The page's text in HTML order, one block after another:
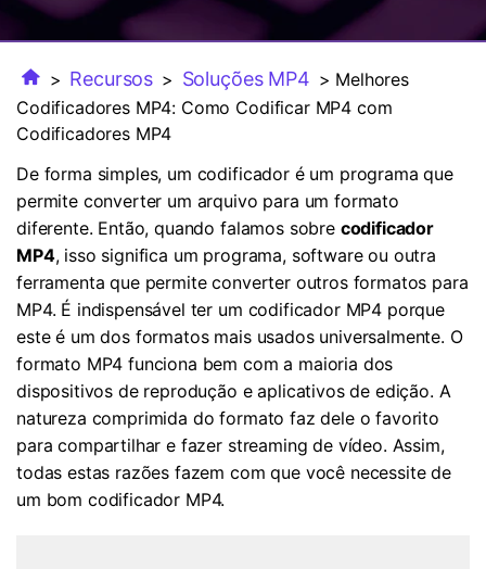
Vídeo/Áudio
Usuários educacionais desfrutam
Usuários de Filmes
Usuários de DVD
Usuários de Redes Sociais
Usuários de Mac
MAIS SOLUÇÕES
Todas as informações que você precisa para usar o
Vídeo Tutorial
Assista ao tutorial em vídeo para aprender como usar o
Especificaciones Técnicas
Uma lista de todos os formatos, dispositivos e GPUs
suportados pelo UniConverter.
O que há de novo?
Os produtos e atualizações mais recentes.
> Recursos > Soluções MP4 > Melhores
Codificadores MP4: Como Codificar MP4 com
Codificadores MP4
De forma simples, um codificador é um programa que
permite converter um arquivo para um formato
diferente. Então, quando falamos sobre codificador
MP4, isso significa um programa, software ou outra
ferramenta que permite converter outros formatos para
MP4. É indispensável ter um codificador MP4 porque
este é um dos formatos mais usados universalmente. O
formato MP4 funciona bem com a maioria dos
dispositivos de reprodução e aplicativos de edição. A
natureza comprimida do formato faz dele o favorito
para compartilhar e fazer streaming de vídeo. Assim,
todas estas razões fazem com que você necessite de
um bom codificador MP4.